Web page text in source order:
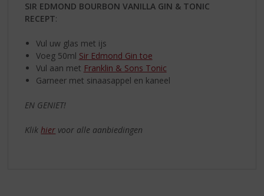
SIR EDMOND BOURBON VANILLA GIN & TONIC
RECEPT:
Vul uw glas met ijs ⁠
Voeg 50ml Sir Edmond Gin toe
Vul aan met Franklin & Sons Tonic
Garneer met sinaasappel en kaneel
EN GENIET!
Klikhier voor alle aanbiedingen